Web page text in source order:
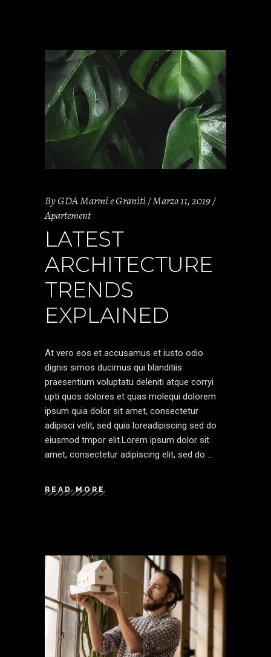
ByGDA Marmi e Graniti Marzo 11, 2019
Apartement
LATEST
ARCHITECTURE
TRENDS
EXPLAINED
At vero eos et accusamus et iusto odio
dignis simos ducimus qui blanditiis
praesentium voluptatu deleniti atque corryi
upti quos dolores et quas molequi dolorem
ipsum quia dolor sit amet, consectetur
adipisci velit, sed quia loreadipiscing sed do
eiusmod tmpor elit.Lorem ipsum dolor sit
amet, consectetur adipiscing elit, sed do
READ MORE